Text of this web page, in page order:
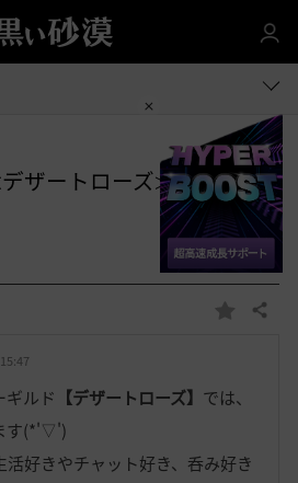
ザートローズ≫ ギルメ
お
入
共有する
ギルド 【デザートローズ】 では、
す(*'▽')
好きやチャット好き、呑み好き